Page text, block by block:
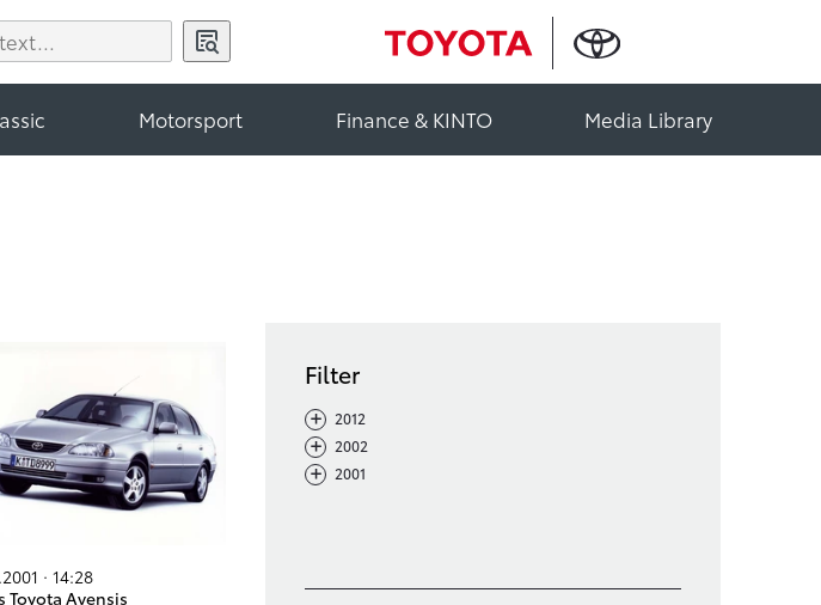
Motorsport Finance & KINTO Media Library
· 14:28
Toyota Avensis
Filter
+- 2012
+- 2002
+- 2001